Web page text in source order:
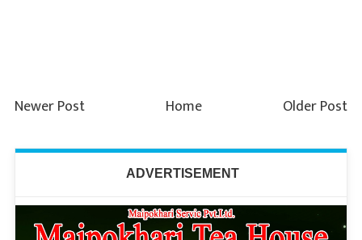
Newer Post Older Post
Home
ADVERTISEMENT